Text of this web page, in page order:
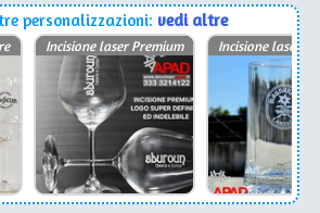
personalizzazioni: vedi altre
Incisione laser Premium Incisione laser